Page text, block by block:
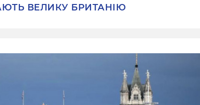
ВЕЛИКУ БРИТАНІЮ